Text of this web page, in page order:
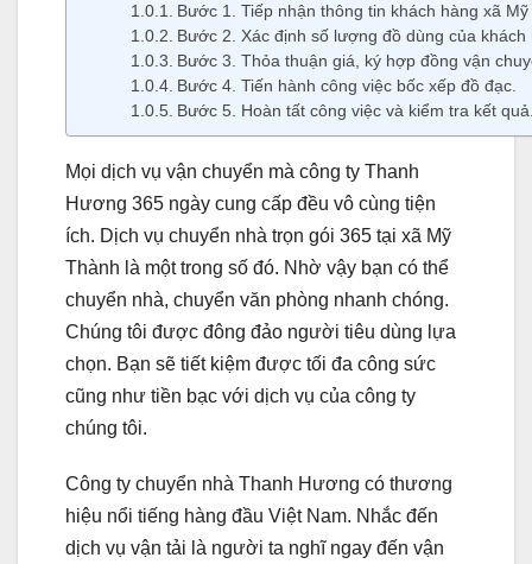
Bước 1. Tiếp nhận thông tin khách hàng xã
Bước 2. Xác định số lượng đồ dùng của khách
Bước 3. Thỏa thuận giá, ký hợp đồng vận
Bước 4. Tiến hành công việc bốc xếp đồ đạc.
Bước 5. Hoàn tất công việc và kiểm tra kết
Mọi dịch vụ vận chuyển mà công ty Thanh
Hương 365 ngày cung cấp đều vô cùng tiện
ích. Dịch vụ chuyển nhà trọn gói 365 tại xã Mỹ
Thành là một trong số đó. Nhờ vậy bạn có thể
chuyển nhà, chuyển văn phòng nhanh chóng.
Chúng tôi được đông đảo người tiêu dùng lựa
chọn. Bạn sẽ tiết kiệm được tối đa công sức
cũng như tiền bạc với dịch vụ của công ty
chúng tôi.
Công ty chuyển nhà Thanh Hương có thương
hiệu nổi tiếng hàng đầu Việt Nam. Nhắc đến
dịch vụ vận tải là người ta nghĩ ngay đến vận